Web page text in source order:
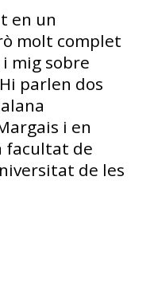
en un
molt complet
mig sobre
parlen dos
i en
facultat de
de les